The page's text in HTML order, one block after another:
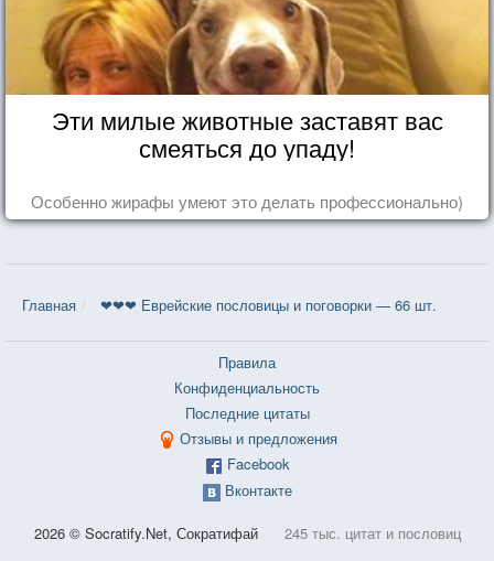
Эти милые животные заставят вас
смеяться до упаду!
Особенно жирафы умеют это делать профессионально)
Главная ❤❤❤ Еврейские пословицы и поговорки — 66 шт.
Правила
Конфиденциальность
Последние цитаты
Отзывы и предложения
Facebook
Вконтакте
2026 © Socratify.Net, Сократифай 245 тыс. цитат и пословиц